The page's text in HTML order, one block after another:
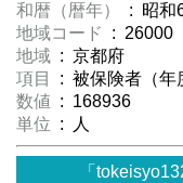
和暦（暦年）
: 昭和
地域コード
: 26000
地域 : 京都府
項目
: 被保険者（年
数値 : 168936
単位 : 人
「